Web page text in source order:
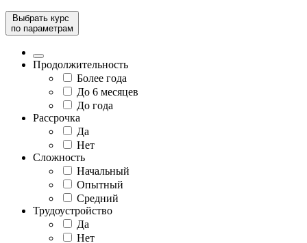
Выбрать курс
по параметрам
Продолжительность
Более года
До 6 месяцев
До года
Рассрочка
Да
Нет
Сложность
Начальный
Опытный
Средний
Трудоустройство
Да
Нет